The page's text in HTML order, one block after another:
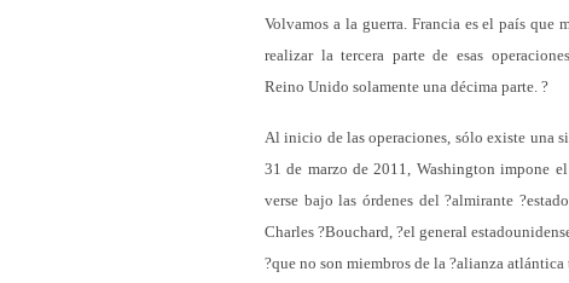
Volvamos a la guerra. Francia es el país que
realizar la tercera parte de esas
Reino Unido solamente una décima parte. ?
Al inicio de las operaciones, sólo existe una
31 de marzo de 2011, Washington impone
verse bajo las órdenes del ?almirante
Charles ?Bouchard, ?el general
?que no son miembros de la ?alianza